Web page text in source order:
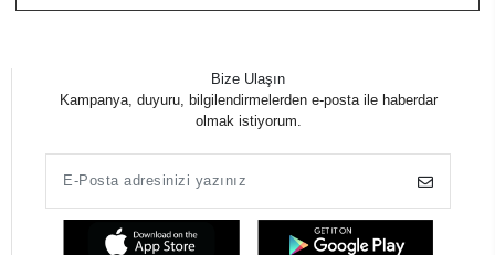
Bize Ulaşın
Kampanya, duyuru, bilgilendirmelerden e-posta ile haberdar
olmak istiyorum.